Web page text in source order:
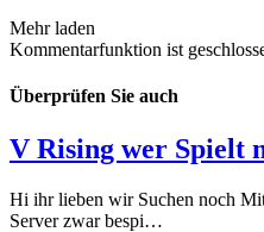
Mehr laden
Kommentarfunktion ist
Überprüfen Sie auch
V Rising wer Spielt
Hi ihr lieben wir Suchen noch
Server zwar bespi…